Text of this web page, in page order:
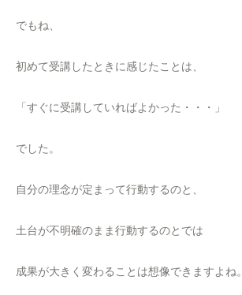
でもね、
初めて受講したときに感じたことは、
「すぐに受講していればよかった・・・」
でした。
自分の理念が定まって行動するのと、
土台が不明確のまま行動するのとでは
成果が大きく変わることは想像できますよね。